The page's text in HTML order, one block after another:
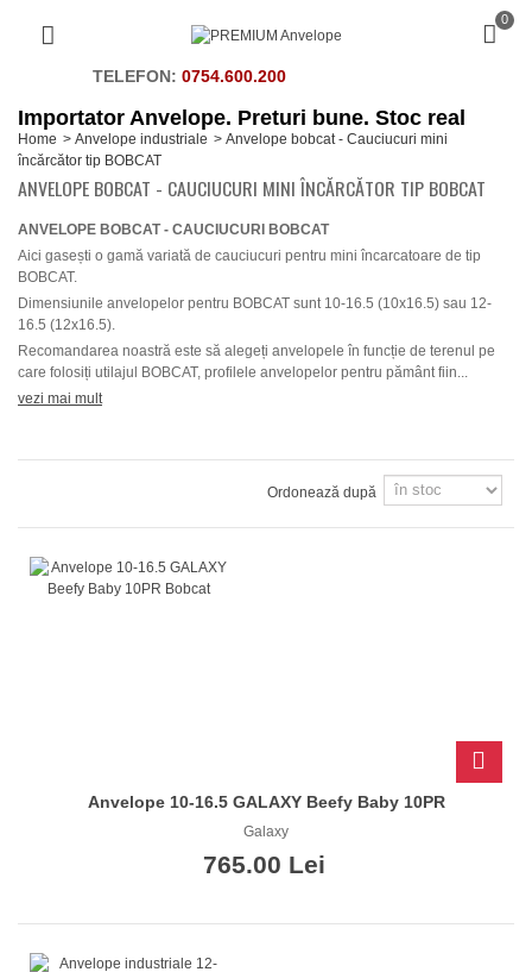
0
TELEFON: 0754.600.200
Importator Anvelope. Preturi bune. Stoc real
Home > Anvelope industriale > Anvelope bobcat - Cauciucuri mini
încărcător tip BOBCAT
ANVELOPE BOBCAT - CAUCIUCURI MINI ÎNCĂRCĂTOR TIP BOBCAT
ANVELOPE BOBCAT - CAUCIUCURI BOBCAT
Aici gasești o gamă variată de cauciucuri pentru mini încarcatoare de tip
BOBCAT.
Dimensiunile anvelopelor pentru BOBCAT sunt 10-16.5 (10x16.5) sau 12-
16.5 (12x16.5).
Recomandarea noastră este să alegeți anvelopele în funcție de terenul pe
care folosiți utilajul BOBCAT, profilele anvelopelor pentru pământ fiin...
vezi mai mult
Ordonează după
Anvelope 10-16.5 GALAXY Beefy Baby 10PR
Galaxy
765.00 Lei